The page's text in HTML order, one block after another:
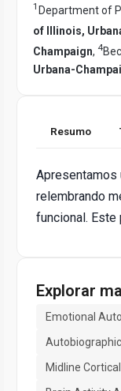
1 Department of
of Illinois,
Champaign, 4
Urbana-
Resumo
Apresentamos
relembrando
funcional.
Explorar
Emotional
Midline